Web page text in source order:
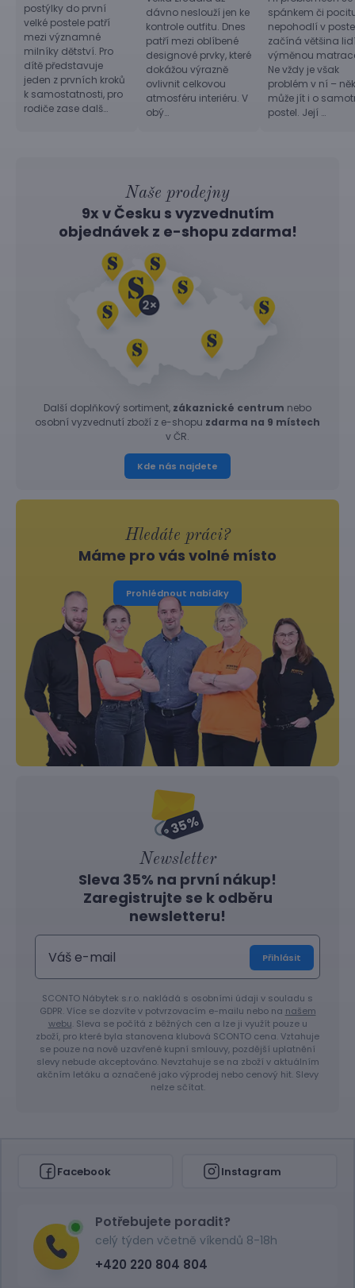
postýlky do první
velké postele patří
mezi významné
milníky dětství. Pro
dítě představuje
jeden z prvních kroků
k samostatnosti, pro
rodiče zase dalš…
dávno neslouží jen ke
kontrole outfitu. Dnes
patří mezi oblíbené
designové prvky, které
dokážou výrazně
ovlivnit celkovou
atmosféru interiéru. V
obý…
spánkem či
nepohodlí v
začíná většina
výměnou
Ne vždy je však
problém v ní –
může jít i o
postel. Její …
Naše prodejny
9x v Česku s vyzvednutím
objednávek z e-shopu zdarma!
Další doplňkový sortiment, zákaznické centrum nebo
osobní vyzvednutí zboží z e-shopu zdarma na 9 místech
v ČR.
Kde nás najdete
Hledáte práci?
Máme pro vás volné místo
Prohlédnout nabídky
Newsletter
Sleva 35% na první nákup!
Zaregistrujte se k odběru
newsletteru!
Přihlásit
SCONTO Nábytek s.r.o. nakládá s osobními údaji v souladu s
GDPR. Více se dozvíte v potvrzovacím e-mailu nebo na našem
webu. Sleva se počítá z běžných cen a lze ji využít pouze u
zboží, pro které byla stanovena klubová SCONTO cena. Vztahuje
se pouze na nově uzavřené kupní smlouvy, pozdější uplatnění
slevy nebude akceptováno. Nevztahuje se na zboží v aktuálním
akčním letáku a označené jako výprodej nebo cenový hit. Slevy
nelze sčítat.
Facebook Instagram
Potřebujete poradit?
celý týden včetně víkendů 8-18h
+420 220 804 804